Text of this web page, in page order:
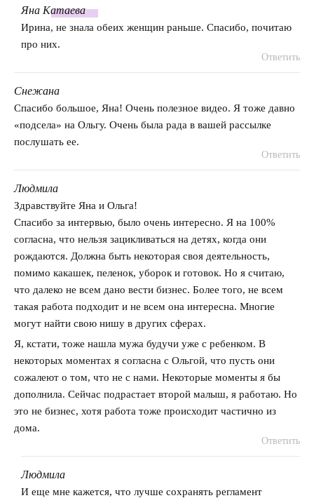
Яна Катаева
говорит:
Ирина, не знала обеих женщин раньше. Спасибо, почитаю
про них.
Ответить
Снежана
говорит:
Спасибо большое, Яна! Очень полезное видео. Я тоже давно
«подсела» на Ольгу. Очень была рада в вашей рассылке
послушать ее.
Ответить
Людмила
говорит:
Здравствуйте Яна и Ольга!
Спасибо за интервью, было очень интересно. Я на 100%
согласна, что нельзя зацикливаться на детях, когда они
рождаются. Должна быть некоторая своя деятельность,
помимо какашек, пеленок, уборок и готовок. Но я считаю,
что далеко не всем дано вести бизнес. Более того, не всем
такая работа подходит и не всем она интересна. Многие
могут найти свою нишу в других сферах.
Я, кстати, тоже нашла мужа будучи уже с ребенком. В
некоторых моментах я согласна с Ольгой, что пусть они
сожалеют о том, что не с нами. Некоторые моменты я бы
дополнила. Сейчас подрастает второй малыш, я работаю. Но
это не бизнес, хотя работа тоже происходит частично из
дома.
Ответить
Людмила
говорит:
И еще мне кажется, что лучше сохранять регламент